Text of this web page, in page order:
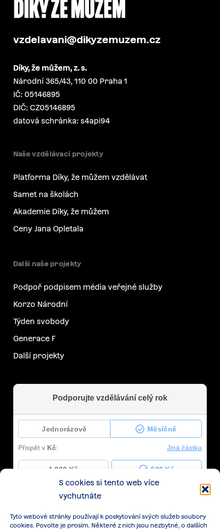
S cookies si tento web více
vychutnáte
Tyto webové stránky používají k poskytování svých služeb soubory
cookies. Povolte je prosím. Některé z nich jsou nezbytné, o dalších
vzdelavani@dikyzemuzem.cz
Díky, že můžem, z. s.
Národní 365/43, 110 00 Praha 1
IČ: 05146895
DIČ: CZ05146895
datová schránka: s4api94
Naše vzdělávací projekty
Platforma Díky, že můžem vzdělávat
Samet na školách
Akademie Díky, že můžem
Ceny Jana Opletala
Další naše projekty
Podpoř podpisem média veřejné služby
Korzo Národní
Týden svobody
Generace F
Další projekty